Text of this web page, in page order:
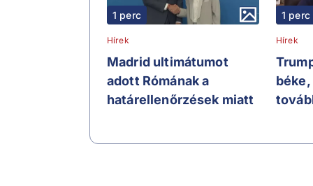
1 perc
Hírek
Madrid ultimátumot
adott Rómának a
határellenőrzések miatt
1 perc
Hírek